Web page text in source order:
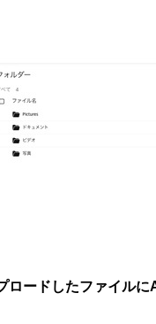
ードしたファイル